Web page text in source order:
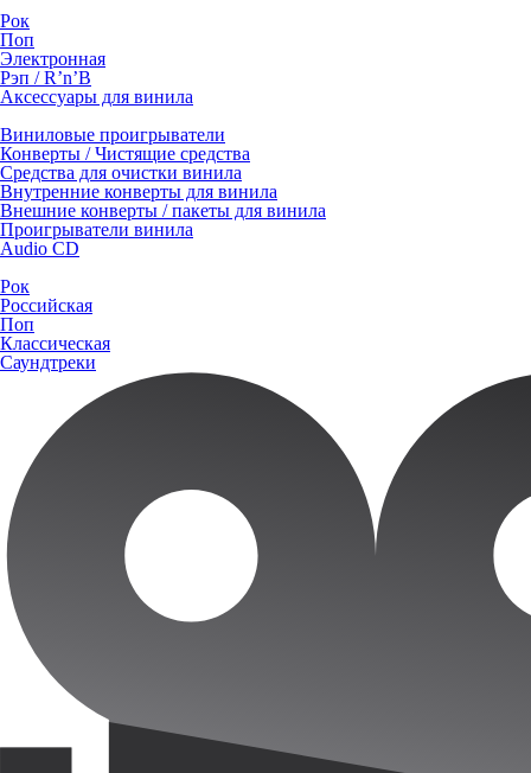
Рок
Поп
Электронная
Рэп / R’n’B
Аксессуары для винила
Виниловые проигрыватели
Конверты / Чистящие средства
Средства для очистки винила
Внутренние конверты для винила
Внешние конверты / пакеты для винила
Проигрыватели винила
Audio CD
Рок
Российская
Поп
Классическая
Саундтреки